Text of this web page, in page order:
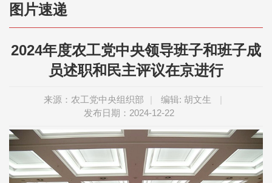
图片速递
2024年度农工党中央领导班子和班子成
员述职和民主评议在京进行
来源：农工党中央组织部 | 编辑: 胡文生
|
发布日期：2024-12-22